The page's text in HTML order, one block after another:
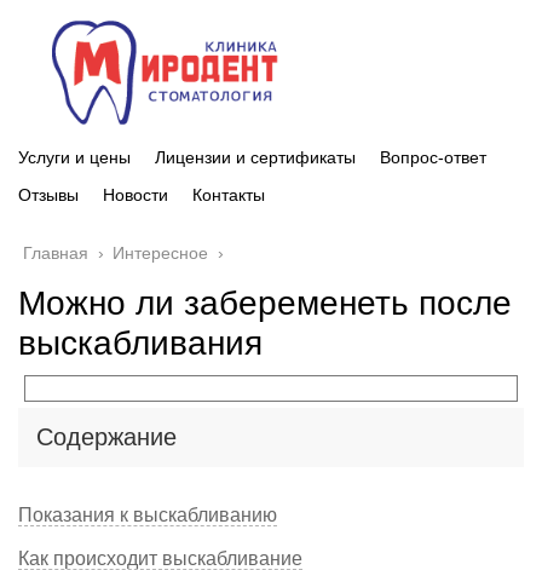
Услуги и цены Лицензии и сертификаты
Вопрос-ответ
Отзывы
Новости Контакты
Главная › Интересное ›
Можно ли забеременеть после
выскабливания
Содержание
Показания к выскабливанию
Как происходит выскабливание